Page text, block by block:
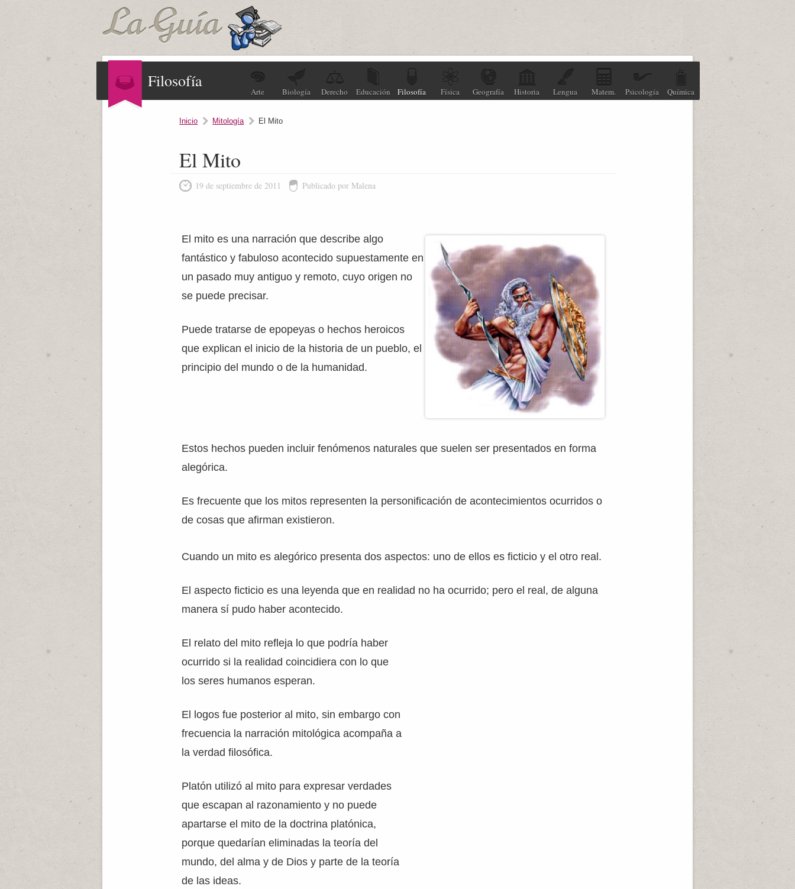
Filosofía
Arte Biología Derecho Educación Filosofía Física Geografía Historia Lengua Matem. Psicología Química
Inicio Mitología El Mito
El Mito
19 de septiembre de 2011 Publicado por Malena
El mito es una narración que describe algo
fantástico y fabuloso acontecido supuestamente en
un pasado muy antiguo y remoto, cuyo origen no
se puede precisar.
Puede tratarse de epopeyas o hechos heroicos
que explican el inicio de la historia de un pueblo, el
principio del mundo o de la humanidad.
Estos hechos pueden incluir fenómenos naturales que suelen ser presentados en forma
alegórica.
Es frecuente que los mitos representen la personificación de acontecimientos ocurridos o
de cosas que afirman existieron.
Cuando un mito es alegórico presenta dos aspectos: uno de ellos es ficticio y el otro real.
El aspecto ficticio es una leyenda que en realidad no ha ocurrido; pero el real, de alguna
manera sí pudo haber acontecido.
El relato del mito refleja lo que podría haber
ocurrido si la realidad coincidiera con lo que
los seres humanos esperan.
El logos fue posterior al mito, sin embargo con
frecuencia la narración mitológica acompaña a
la verdad filosófica.
Platón utilizó al mito para expresar verdades
que escapan al razonamiento y no puede
apartarse el mito de la doctrina platónica,
porque quedarían eliminadas la teoría del
mundo, del alma y de Dios y parte de la teoría
de las ideas.